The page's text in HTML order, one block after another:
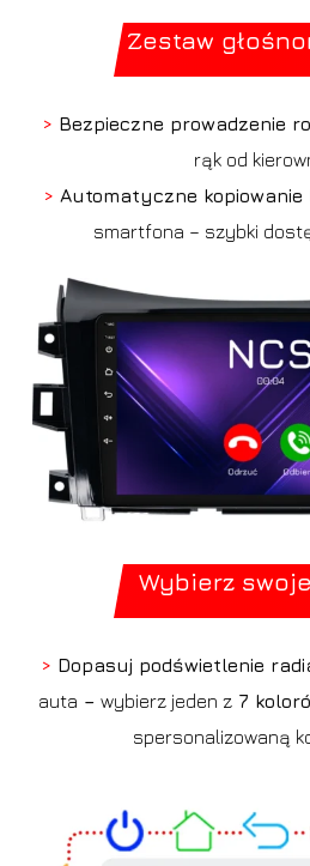
Zestaw
> Bezpieczne prowadzenie
rąk od
>Automatyczne kopiowanie
smartfona – szybki
Wybierz
> Dopasuj podświetlenie
auta –wybierz jeden z 7
spersonalizowaną